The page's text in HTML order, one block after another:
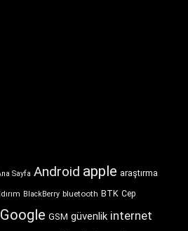
Sayfa Android apple araştırma
BlackBerry bluetooth BTK Cep
Google GSM güvenlik internet